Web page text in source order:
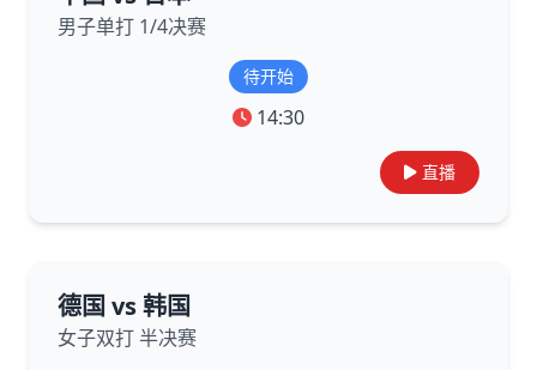
男子单打 1/4决赛
待开始
14:30
直播
德国 vs 韩国
女子双打 半决赛